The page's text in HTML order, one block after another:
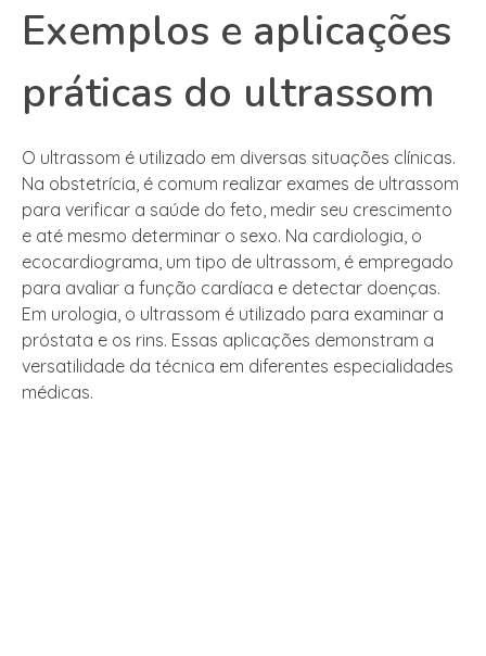
Exemplos e aplicações
práticas do ultrassom
O ultrassom é utilizado em diversas situações clínicas.
Na obstetrícia, é comum realizar exames de ultrassom
para verificar a saúde do feto, medir seu crescimento
e até mesmo determinar o sexo. Na cardiologia, o
ecocardiograma, um tipo de ultrassom, é empregado
para avaliar a função cardíaca e detectar doenças.
Em urologia, o ultrassom é utilizado para examinar a
próstata e os rins. Essas aplicações demonstram a
versatilidade da técnica em diferentes especialidades
médicas.